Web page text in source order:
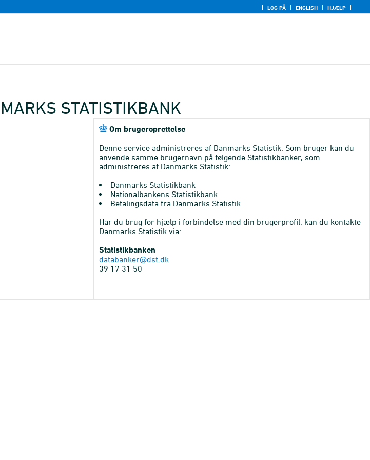
LOG PÅ ENGLISH HJÆLP
STATISTIKBANK
Om brugeroprettelse
Denne service administreres af Danmarks Statistik. Som bruger kan du
anvende samme brugernavn på følgende Statistikbanker, som
administreres af Danmarks Statistik:
Danmarks Statistikbank
Nationalbankens Statistikbank
Betalingsdata fra Danmarks Statistik
Har du brug for hjælp i forbindelse med din brugerprofil, kan du kontakte
Danmarks Statistik via:
Statistikbanken
databanker@dst.dk
39 17 31 50